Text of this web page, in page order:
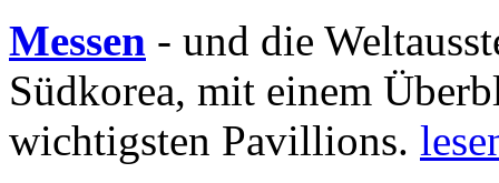
Messen - und die
Südkorea, mit einem
wichtigsten Pavillions.